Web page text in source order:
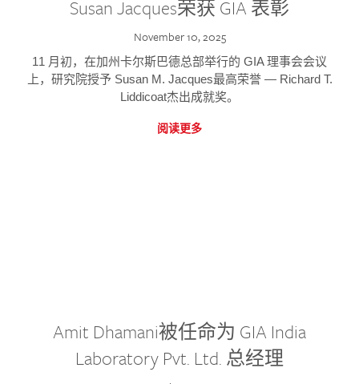
Susan Jacques荣获 GIA 表彰
November 10, 2025
11 月初，在加州卡尔斯巴德总部举行的 GIA 理事会会议
上，研究院授予 Susan M. Jacques最高荣誉 — Richard T.
Liddicoat杰出成就奖。
阅读更多
Amit Dhamani被任命为 GIA India
Laboratory Pvt. Ltd. 总经理